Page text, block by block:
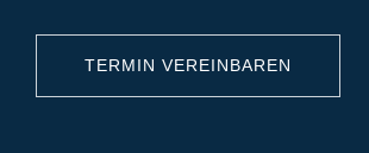
TERMIN VEREINBAREN